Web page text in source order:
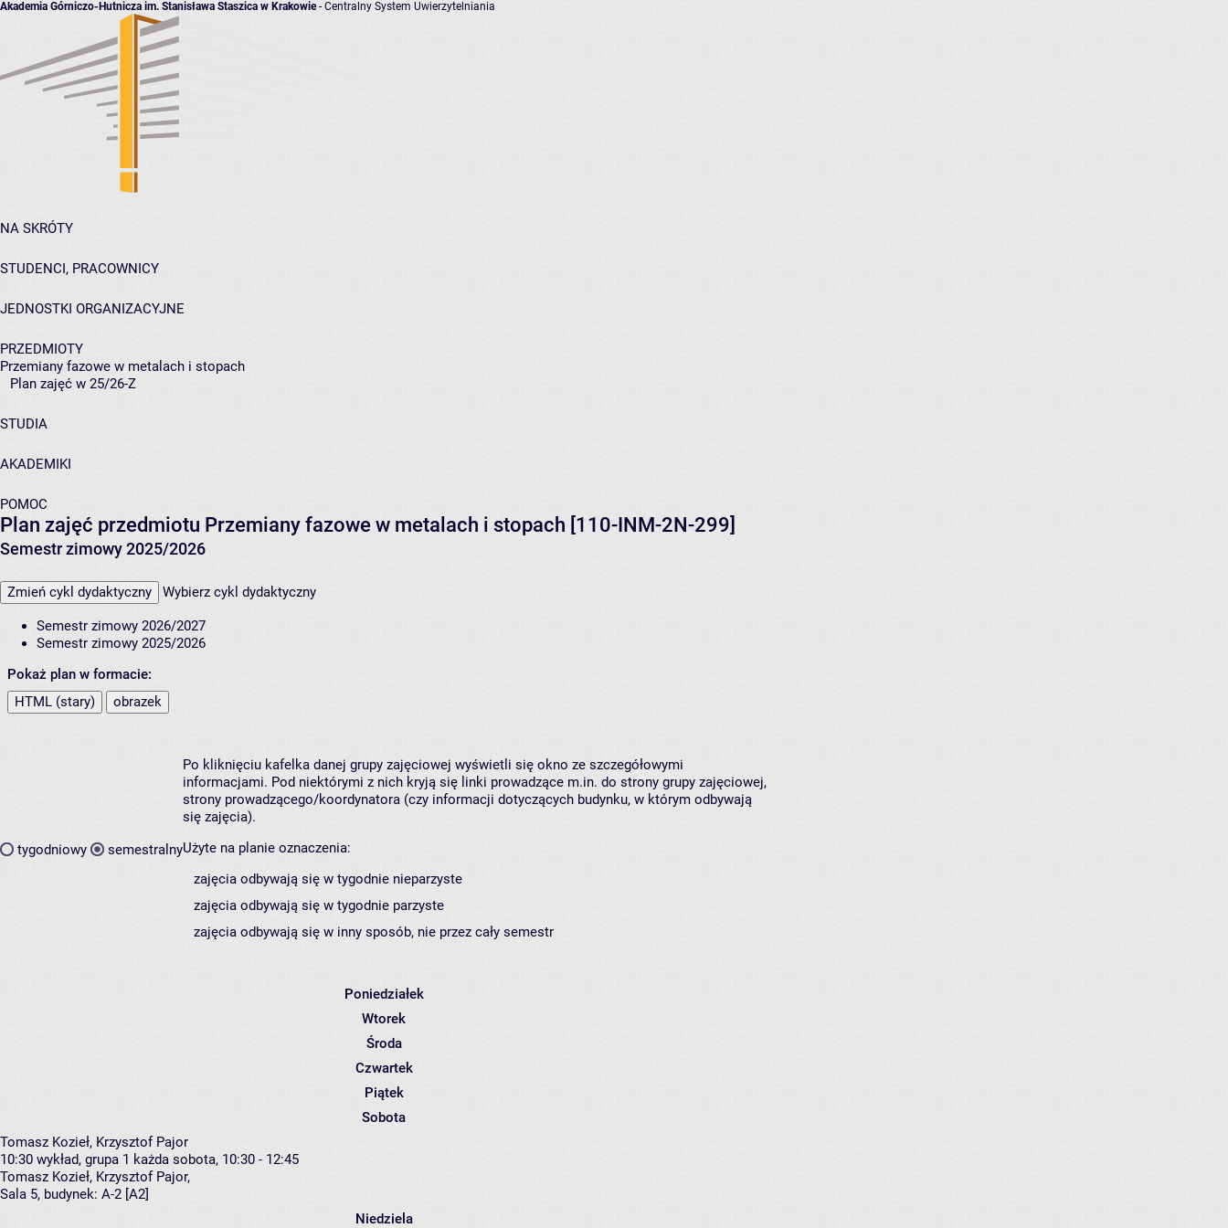
Akademia Górniczo-Hutnicza im. Stanisława Staszica w Krakowie- Centralny System Uwierzytelniania
NA SKRÓTY
STUDENCI, PRACOWNICY
JEDNOSTKI ORGANIZACYJNE
PRZEDMIOTY
Przemiany fazowe w metalach i stopach
Plan zajęć w 25/26-Z
STUDIA
AKADEMIKI
POMOC
Plan zajęć przedmiotu Przemiany fazowe w metalach i stopach [110-INM-2N-299]
Semestr zimowy 2025/2026
Zmień cykl dydaktyczny Wybierz cykl dydaktyczny
Semestr zimowy 2026/2027
Semestr zimowy 2025/2026
Pokaż plan w formacie:
HTML (stary)
obrazek
tygodniowy semestralny
Po kliknięciu kafelka danej grupy zajęciowej wyświetli się okno ze szczegółowymi
informacjami. Pod niektórymi z nich kryją się linki prowadzące m.in. do strony grupy zajęciowej,
strony prowadzącego/koordynatora (czy informacji dotyczących budynku, w którym odbywają
się zajęcia).
Użyte na planie oznaczenia:
zajęcia odbywają się w tygodnie nieparzyste
zajęcia odbywają się w tygodnie parzyste
zajęcia odbywają się w inny sposób, nie przez cały semestr
Poniedziałek
Wtorek
Środa
Czwartek
Piątek
Sobota
Tomasz Kozieł, Krzysztof Pajor
10:30 wykład, grupa 1 każda sobota, 10:30 - 12:45
Tomasz Kozieł, Krzysztof Pajor,
Sala 5, budynek: A-2 [A2]
Niedziela